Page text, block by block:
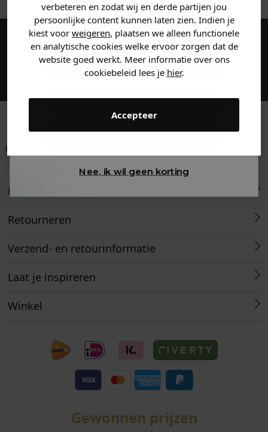
verbeteren en zodat wij en derde partijen jou
persoonlijke content kunnen laten zien. Indien je
kiest voor weigeren, plaatsen we alleen functionele
en analytische cookies welke ervoor zorgen dat de
website goed werkt. Meer informatie over ons
cookiebeleid lees je hier.
Accepteer
Maak een account aan en ontvang 5%
korting op je eerste bestelling!
Betaal achteraf met
Klantenservice
Retourneren
Verzend- en retourinformatie
Laat je inspireren
Winkel
Gewonnen prijzen
Heren kleding
Dames kleding
Kids kleding
Nee, ik wil geen korting